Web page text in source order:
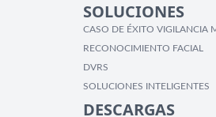
SOLUCIONES
CASO DE ÉXITO VIGILANCIA
RECONOCIMIENTO FACIAL
DVRS
SOLUCIONES INTELIGENTES
DESCARGAS